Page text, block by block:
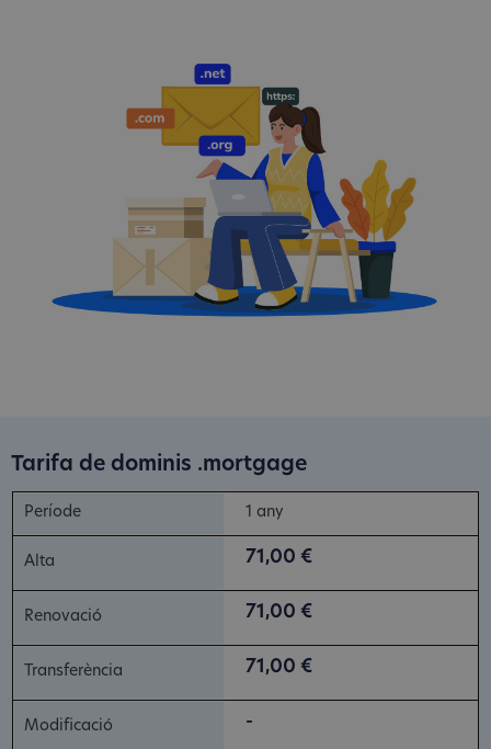
Tarifa de dominis .mortgage
1 any
71,00 €
71,00 €
71,00 €
-